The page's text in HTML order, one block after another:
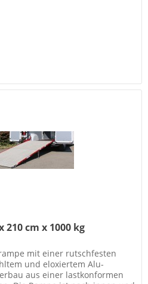
210 cm x 1000 kg
mit einer rutschfesten
und eloxiertem Alu-
aus einer lastkonformen